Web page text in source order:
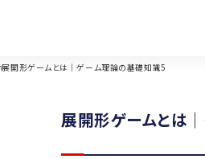
展開形ゲームとは｜ゲーム理論の基礎知識5
展開形ゲームとは